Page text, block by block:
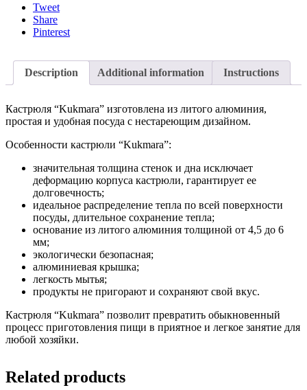
Tweet
Share
Pinterest
Description Additional information Instructions
Кастрюля “Kukmara” изготовлена из литого алюминия,
простая и удобная посуда с нестареющим дизайном.
Особенности кастрюли “Kukmara”:
значительная толщина стенок и дна исключает
деформацию корпуса кастрюли, гарантирует ее
долговечность;
идеальное распределение тепла по всей поверхности
посуды, длительное сохранение тепла;
основание из литого алюминия толщиной от 4,5 до 6
мм;
экологически безопасная;
алюминиевая крышка;
легкость мытья;
продукты не пригорают и сохраняют свой вкус.
Кастрюля “Kukmara” позволит превратить обыкновенный
процесс приготовления пищи в приятное и легкое занятие для
любой хозяйки.
Related products